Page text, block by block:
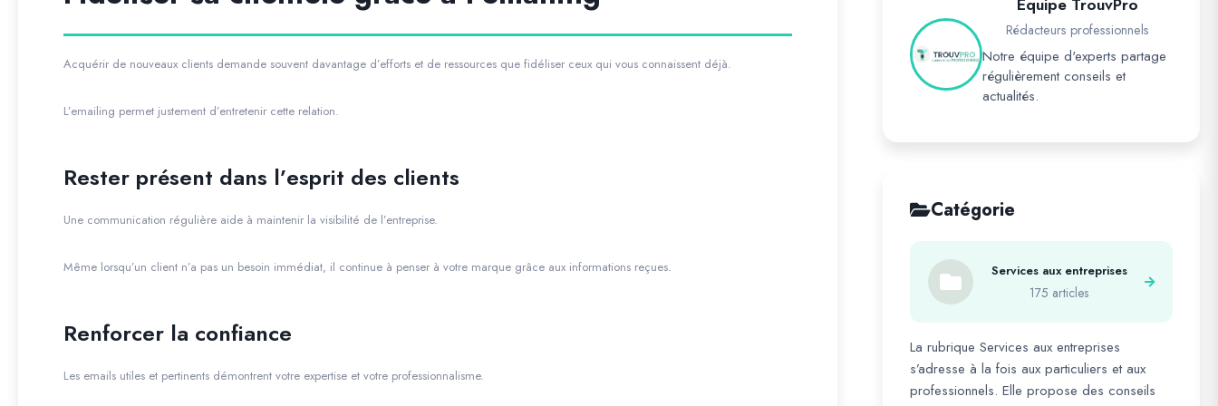
Acquérir de nouveaux clients demande souvent davantage d’efforts et de ressources que fidéliser ceux qui vous connaissent déjà.
L’emailing permet justement d’entretenir cette relation.
Rester présent dans l’esprit des clients
Une communication régulière aide à maintenir la visibilité de l’entreprise.
Même lorsqu’un client n’a pas un besoin immédiat, il continue à penser à votre marque grâce aux informations reçues.
Renforcer la confiance
Les emails utiles et pertinents démontrent votre expertise et votre professionnalisme.
Rédacteurs professionnels
Notre équipe d'experts partage
régulièrement conseils et
actualités.
Catégorie
Services aux entreprises
175 articles
La rubrique Services aux entreprises
s’adresse à la fois aux particuliers et aux
professionnels. Elle propose des conseils